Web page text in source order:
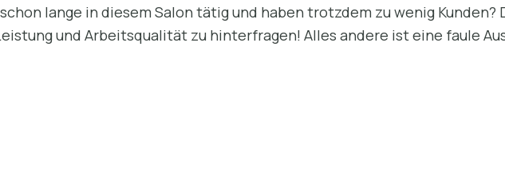
lange in diesem Salon tätig und haben trotzdem zu wenig Kunden?
und Arbeitsqualität zu hinterfragen! Alles andere ist eine faule